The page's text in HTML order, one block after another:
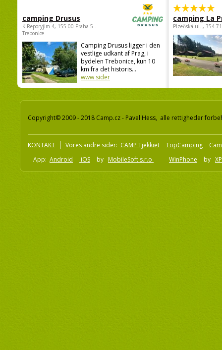
camping Drusus
K Reporyjim 4, 155 00 Praha 5 -
Trebonice
Camping Drusus ligger i den
vestlige udkant af Prag, i
bydelen Trebonice, kun 10
km fra det historis...
www sider
camping La
Plzeňská ul. , 354
Copyright© 2009 - 2018 Camp.cz - Pavel Hess, alle rettigheder
KONTAKT Vores andre sider: CAMP Tjekkiet TopCamping
App: Android iOS by MobileSoft s.r.o WinPhone by